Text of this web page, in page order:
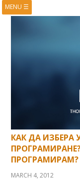
MENU ☰
КАК ДА ИЗБЕРА
ПРОГРАМИРАМ?
MARCH 4, 2012